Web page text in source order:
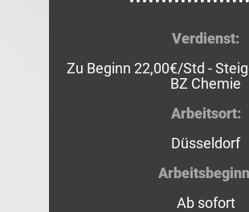
Verdienst:
Zu Beginn 22,00€/Std -
BZ Chemie
Arbeitsort:
Düsseldorf
Ab sofort